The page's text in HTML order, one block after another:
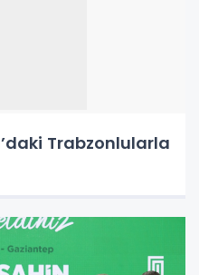
Trabzonlularla